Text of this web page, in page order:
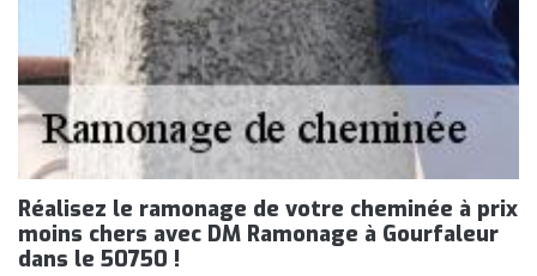
Réalisez le ramonage de votre cheminée à prix
moins chers avec DM Ramonage à Gourfaleur
dans le 50750 !